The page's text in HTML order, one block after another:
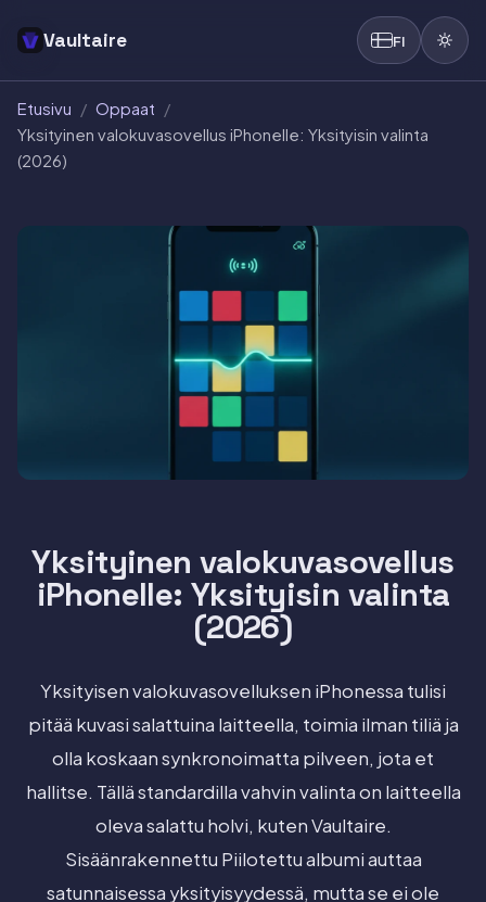
Vaultaire FI
Etusivu / Oppaat /
Yksityinen valokuvasovellus iPhonelle: Yksityisin valinta
(2026)
Yksityinen valokuvasovellus
iPhonelle: Yksityisin valinta
(2026)
Yksityisen valokuvasovelluksen iPhonessa tulisi
pitää kuvasi salattuina laitteella, toimia ilman tiliä ja
olla koskaan synkronoimatta pilveen, jota et
hallitse. Tällä standardilla vahvin valinta on laitteella
oleva salattu holvi, kuten Vaultaire.
Sisäänrakennettu Piilotettu albumi auttaa
satunnaisessa yksityisyydessä, mutta se ei ole